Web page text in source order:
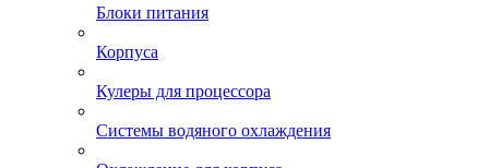
Блоки питания
Корпуса
Кулеры для процессора
Системы водяного охлаждения